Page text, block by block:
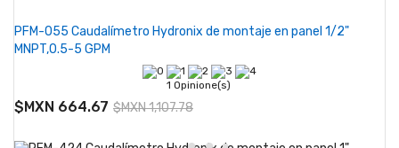
PFM-055 Caudalímetro Hydronix de montaje en panel 1/2"
MNPT,0.5-5 GPM
1 Opinione(s)
$MXN 664.67 $MXN 1,107.78